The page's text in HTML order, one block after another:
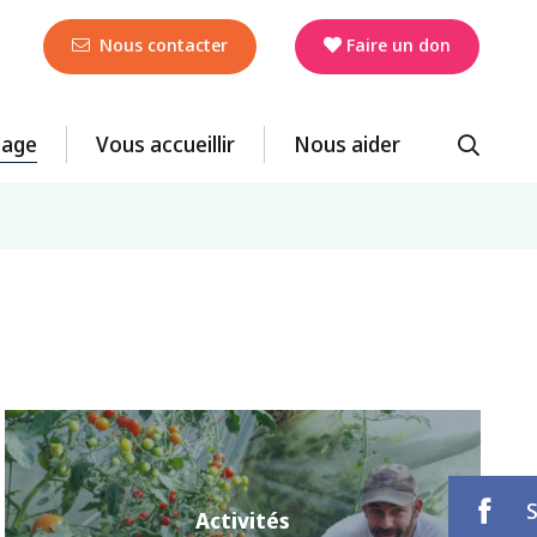
Nous contacter Faire un don
Vous accueillir Nous aider
Activités